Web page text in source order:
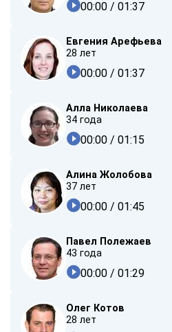
00:00 / 01:37
Евгения Арефьева
28 лет
00:00 / 01:37
Алла Николаева
34 года
00:00 / 01:15
Алина Жолобова
37 лет
00:00 / 01:45
Павел Полежаев
43 года
00:00 / 01:29
Олег Котов
28 лет